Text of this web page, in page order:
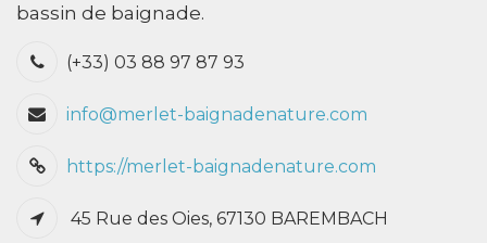
bassin de baignade.
(+33) 03 88 97 87 93
info@merlet-baignadenature.com
https://merlet-baignadenature.com
45 Rue des Oies, 67130 BAREMBACH